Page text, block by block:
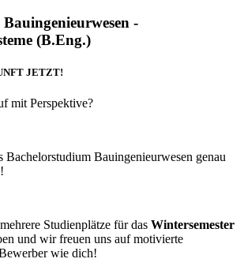
-
(B.Eng.)
JETZT!
mit Perspektive?
Bachelorstudium Bauingenieurwesen genau
Studienplätze für das Wintersemester
und wir freuen uns auf motivierte
wie dich!